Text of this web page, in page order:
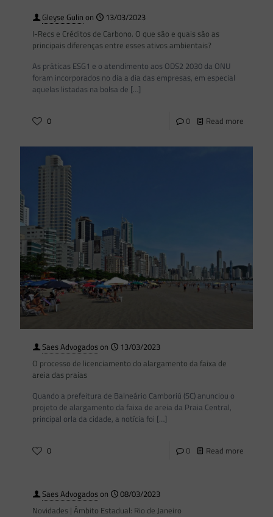
Gleyse Gulin on
13/03/2023
I-Recs e Créditos de Carbono. O que são e quais são as
principais diferenças entre esses ativos ambientais?
As práticas ESG1 e o atendimento aos ODS2 2030 da ONU
foram incorporados no dia a dia das empresas, em especial
aquelas listadas na bolsa de […]
0 0 Read more
Saes Advogadoson
13/03/2023
O processo de licenciamento do alargamento da faixa de
areia das praias
Quando a prefeitura de Balneário Camboriú (SC) anunciou o
projeto de alargamento da faixa de areia da Praia Central,
principal orla da cidade, a notícia foi […]
0 0 Read more
Saes Advogadoson
08/03/2023
Novidades | Âmbito Estadual: Rio de Janeiro